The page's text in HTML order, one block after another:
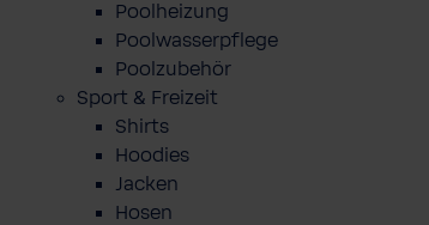
Poolheizung
Poolwasserpflege
Poolzubehör
Sport & Freizeit
Shirts
Hoodies
Jacken
Hosen